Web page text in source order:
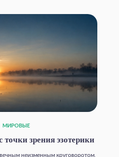
МИРОВЫЕ
точки зрения эзотерики
неизменным круговоротом,